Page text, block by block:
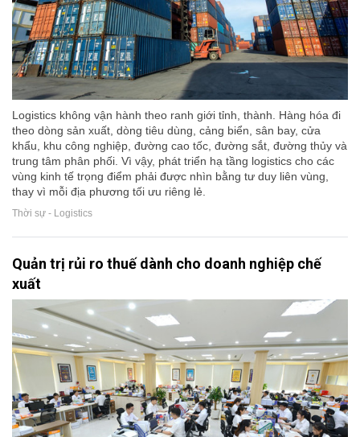
Logistics không vận hành theo ranh giới tỉnh, thành. Hàng hóa đi
theo dòng sản xuất, dòng tiêu dùng, cảng biển, sân bay, cửa
khẩu, khu công nghiệp, đường cao tốc, đường sắt, đường thủy và
trung tâm phân phối. Vì vậy, phát triển hạ tầng logistics cho các
vùng kinh tế trọng điểm phải được nhìn bằng tư duy liên vùng,
thay vì mỗi địa phương tối ưu riêng lẻ.
Thời sự - Logistics
Quản trị rủi ro thuế dành cho doanh nghiệp chế
xuất